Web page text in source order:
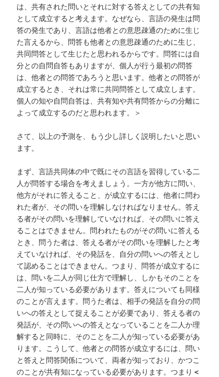
は、共有された問いとそれに対する答えとしての共有知
として成立すると考えます。なぜなら、言語の発生は問
答の発生であり、言語は他者との意思疎通のために生じ
た言えるから、問答も他者との意思疎通のために生じ、
共同問答として生じたと思われるからです。問答には自
分との自問自答もありますが、個人が行う最初の問答
は、他者との問答であろうと思います。他者との問答が
成立するとき、それは常に共同問答として成立します。
個人の知や自問自答は、共有知や共有問答からの分離に
よって成立するのだと思われます。＞
さて、以上の予測を、もう少し詳しく説明したいと思い
ます。
まず、言語共同体の中で既にその言語を習得している二
人が問答する場合を考えましょう。一方が他方に問い、
他方がそれに答えること、が成立するには、他者に問わ
れた者が、その問いを理解しなければなりません。答え
る者がその問いを理解していなければ、その問いに答え
ることはできません。問われたものがその問いに答える
とき、問うた者は、答える者がその問いを理解したと考
えていなければ、その発話を、自分の問いへの答えとし
て認めることはできません。つまり、問答が成立するに
は、問いを二人が同じ仕方で理解し、しかもそのことを
二人が知っている必要があります。答えについても同様
のことが言えます。問うた者は、相手の発話を自分の問
いへの答えとして捉えることが必要であり、答える者の
発話が、その問いへの答えとなっていることを二人か理
解すると同時に、そのことを二人が知っている必要があ
ります。こうして、他者との問答が成立するには、問い
と答えと問答関係について、両者が知っており、かつこ
のことが共有知になっている必要があります。つまり ＜